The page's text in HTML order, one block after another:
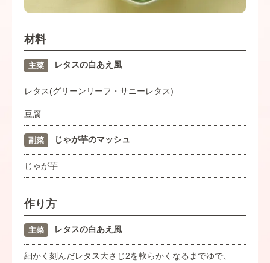
材料
主菜 レタスの白あえ風
レタス(グリーンリーフ・サニーレタス)
豆腐
副菜 じゃが芋のマッシュ
じゃが芋
作り方
主菜 レタスの白あえ風
細かく刻んだレタス大さじ2を軟らかくなるまでゆで、